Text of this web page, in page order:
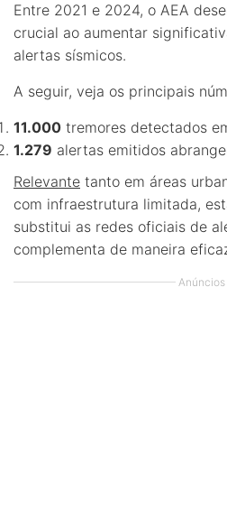
Entre 2021 e 2024, o AEA
crucial ao aumentar
alertas sísmicos.
A seguir, veja os principais
11.000 tremores detectados
1.279 alertas emitidos
Relevante tanto em áreas
com infraestrutura limitada,
substitui as redes oficiais de
complementa de maneira
Anúncios